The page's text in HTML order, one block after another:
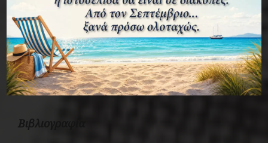
χρόνια μετά. Mια σημαντική ανακάλυψη.
Εκφράζονται θερμές ευχαριστίες προς τον Αρχιπλοίαρχο Ι.
Καμπόλη Π.Ν, Διοικητή της Υπηρεσίας Ιστορίας Ναυτικού,
καθώς και στο επιτελείο της, για την αμέριστη υποστήριξη
στο έργο των ερευνητών.
Βιβλιογραφία